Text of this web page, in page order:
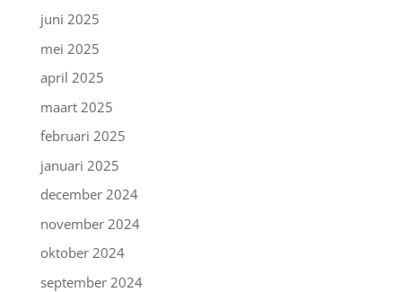
juni 2025
mei 2025
april 2025
maart 2025
februari 2025
januari 2025
december 2024
november 2024
oktober 2024
september 2024